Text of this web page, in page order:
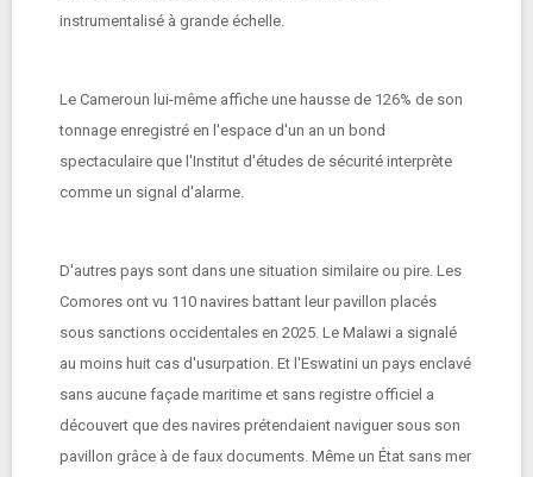
instrumentalisé à grande échelle.
Le Cameroun lui-même affiche une hausse de 126% de son
tonnage enregistré en l'espace d'un an un bond
spectaculaire que l'Institut d'études de sécurité interprète
comme un signal d'alarme.
D'autres pays sont dans une situation similaire ou pire. Les
Comores ont vu 110 navires battant leur pavillon placés
sous sanctions occidentales en 2025. Le Malawi a signalé
au moins huit cas d'usurpation. Et l'Eswatini un pays enclavé
sans aucune façade maritime et sans registre officiel a
découvert que des navires prétendaient naviguer sous son
pavillon grâce à de faux documents. Même un État sans mer